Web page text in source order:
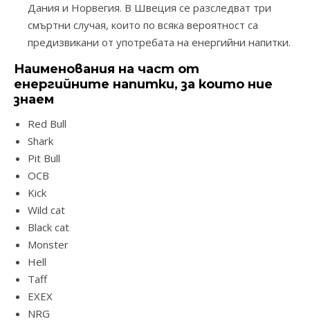
Дания и Норвегия. В Швеция се разследват три
смъртни случая, които по всяка вероятност са
предизвикани от употребата на енергийни напитки.
Наименования на част от
енергийните напитки, за които ние
знаем
Red Bull
Shark
Pit Bull
OCB
Kick
Wild cat
Black cat
Monster
Hell
Taff
EXEX
NRG